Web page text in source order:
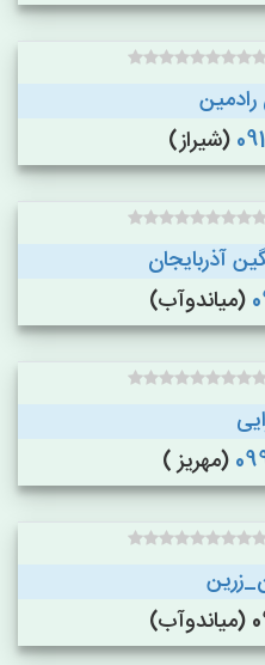
رادمین
(شیراز)
آذربایجان
(میاندوآب)
(مهریز )